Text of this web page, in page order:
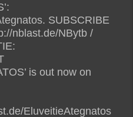
SUBSCRIBE
nblast.de/NBytb /
is out now on
EluveitieAtegnatos